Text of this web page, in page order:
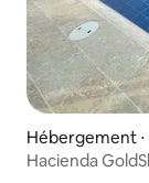
Hébergement ⋅
Hacienda